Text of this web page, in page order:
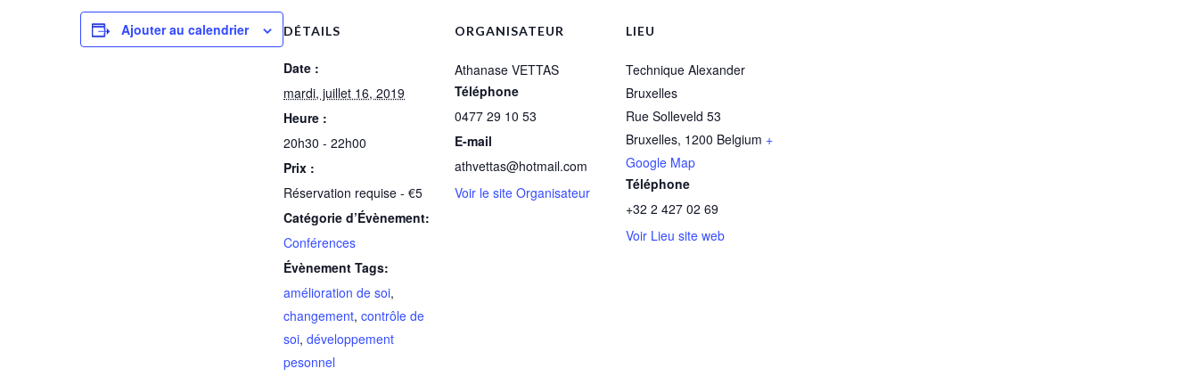
Ajouter au calendrier DÉTAILS
Date :
mardi, juillet 16, 2019
Heure :
20h30 - 22h00
Prix :
Réservation requise - €5
Catégorie d’Évènement:
Conférences
Évènement Tags:
amélioration de soi,
changement, contrôle de
soi, développement
pesonnel
ORGANISATEUR
Athanase VETTAS
Téléphone
0477 29 10 53
E-mail
athvettas@hotmail.com
Voir le site Organisateur
LIEU
Technique Alexander
Bruxelles
Rue Solleveld 53
Bruxelles, 1200 Belgium +
Google Map
Téléphone
+32 2 427 02 69
Voir Lieu site web